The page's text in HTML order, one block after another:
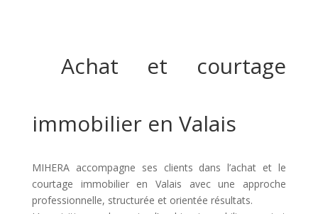
Achat et courtage
immobilier en Valais
MIHERA accompagne ses clients dans l’achat et le
courtage immobilier en Valais avec une approche
professionnelle, structurée et orientée résultats.